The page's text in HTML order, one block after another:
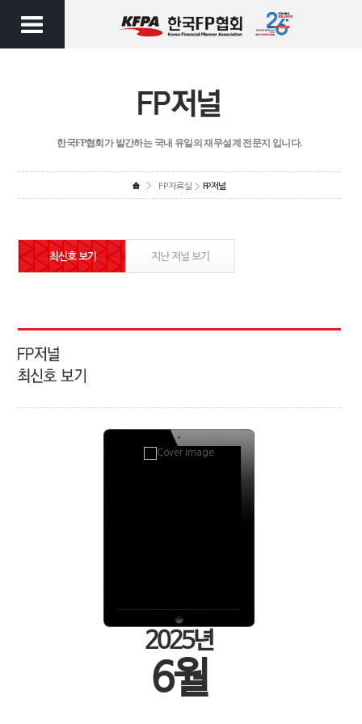
한국FP협회가 발간하는 국내 유일의 재무설계 전문지 입니다.
FP자료실 FP저널
최신호 보기 지난 저널 보기
2025년
6월